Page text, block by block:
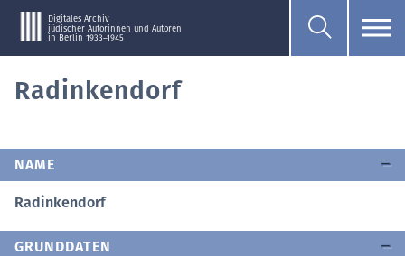
Digitales Archiv
jüdischer Autorinnen und Autoren
in Berlin 1933–1945
Radinkendorf
NAME
Radinkendorf
GRUNDDATEN